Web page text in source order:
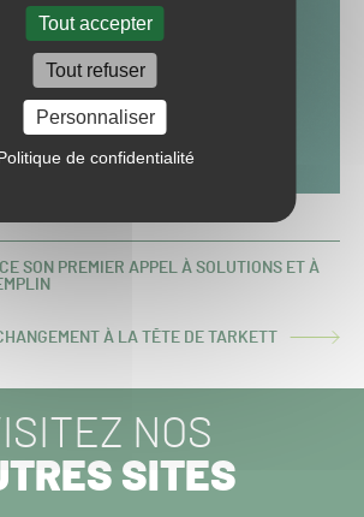
Tout accepter
Tout refuser
Personnaliser
de confidentialité
SON PREMIER APPEL À SOLUTIONS ET À
À LA TÊTE DE TARKETT
NOS
SITES